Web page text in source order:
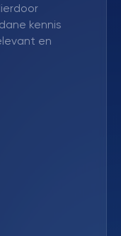
kennis
en